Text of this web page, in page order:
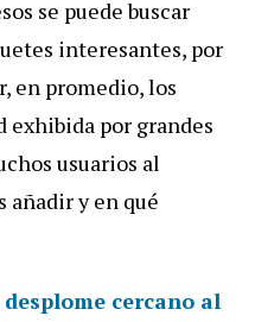
se puede buscar
interesantes, por
en promedio, los
exhibida por grandes
usuarios al
añadir y en qué
cercano al